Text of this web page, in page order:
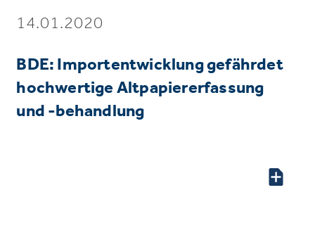
14.01.2020
BDE: Importentwicklung gefährdet
hochwertige Altpapiererfassung
und -behandlung